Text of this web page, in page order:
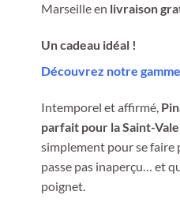
Marseille en livraison
Un cadeau idéal !
Découvrez notre
Intemporel et affirmé,
parfait pour la Saint-
simplement pour se faire
passe pas inaperçu… et
poignet.